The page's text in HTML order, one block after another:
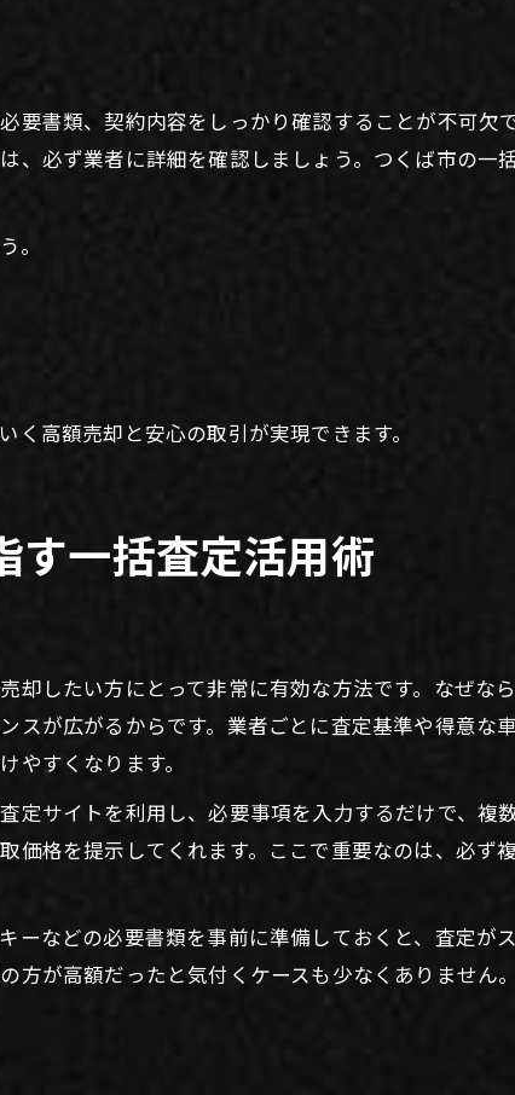
要書類、契約内容をしっかり確認することが不可欠
、必ず業者に詳細を確認しましょう。つくば市の一
。
高額売却と安心の取引が実現できます。
す一括査定活用術
却したい方にとって非常に有効な方法です。なぜな
スが広がるからです。業者ごとに査定基準や得意な
やすくなります。
定サイトを利用し、必要事項を入力するだけで、複
価格を提示してくれます。ここで重要なのは、必ず
ーなどの必要書類を事前に準備しておくと、査定が
方が高額だったと気付くケースも少なくありません